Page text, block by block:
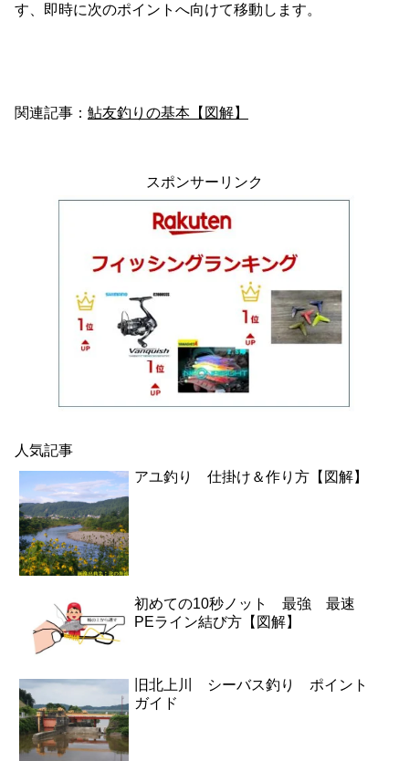
す、即時に次のポイントへ向けて移動します。
関連記事： 鮎友釣りの基本【図解】
スポンサーリンク
人気記事
アユ釣り 仕掛け＆作り方【図解】
初めての10秒ノット 最強 最速
PEライン結び方【図解】
旧北上川 シーバス釣り ポイント
ガイド